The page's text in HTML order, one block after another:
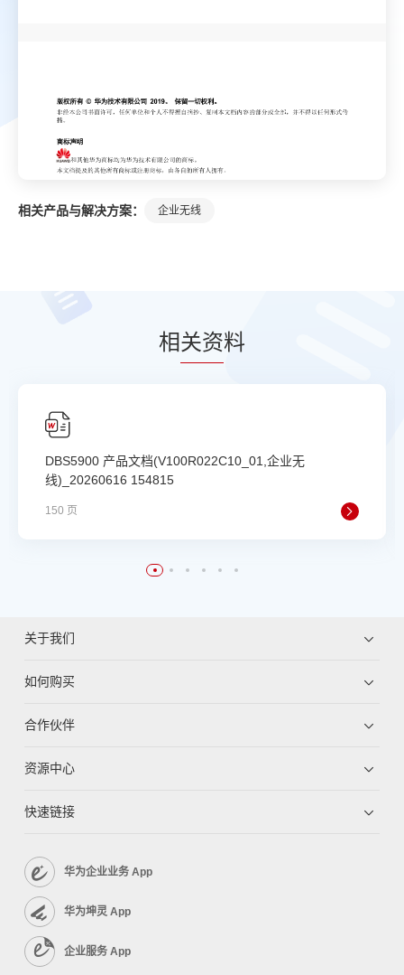
相关产品与解决方案： 企业无线
相关资料
DBS5900 产品文档(V100R022C10_01,企业无
线)_20260616 154815
150 页
关于我们
如何购买
合作伙伴
资源中心
快速链接
华为企业业务 App
华为坤灵 App
企业服务 App